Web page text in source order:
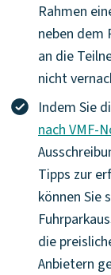
Rahmen
neben dem
an die
nicht
Indem Sie
nach VMF-
Tipps zur
können Sie
die
Anbietern